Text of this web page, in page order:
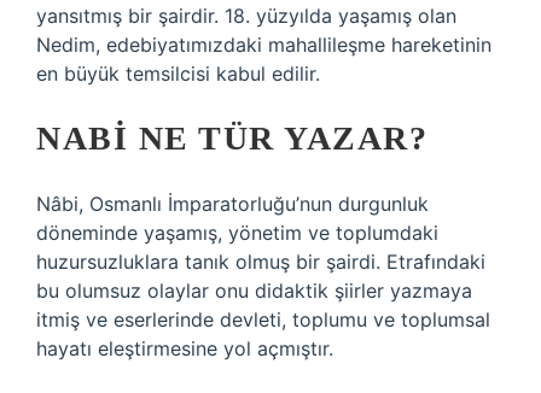
yansıtmış bir şairdir. 18. yüzyılda yaşamış olan
Nedim, edebiyatımızdaki mahallileşme hareketinin
en büyük temsilcisi kabul edilir.
NABI NE TÜR YAZAR?
Nâbi, Osmanlı İmparatorluğu’nun durgunluk
döneminde yaşamış, yönetim ve toplumdaki
huzursuzluklara tanık olmuş bir şairdi. Etrafındaki
bu olumsuz olaylar onu didaktik şiirler yazmaya
itmiş ve eserlerinde devleti, toplumu ve toplumsal
hayatı eleştirmesine yol açmıştır.